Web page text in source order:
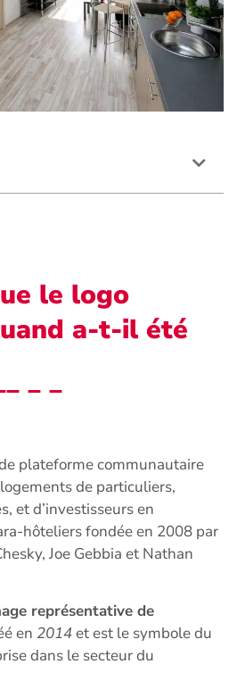
le logo
a-t-il été
plateforme communautaire
de particuliers,
et d’investisseurs en
hôteliers fondée en 2008 par
Joe Gebbia et Nathan
représentative de
en 2014et est le symbole du
dans le secteur du